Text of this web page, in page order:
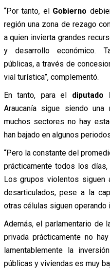
“Por tanto, el Gobierno
región una zona de rezago
a quien invierta grandes
y desarrollo económico.
públicas, a través de
vial turística”, complementó.
En tanto, para el diputado
Araucanía sigue siendo
muchos sectores no hay
han bajado en algunos
“Pero la constante del
prácticamente todos los
Los grupos violentos siguen
desarticulados, pese a la
otras células siguen operando
Además, el parlamentario de
privada prácticamente no
lamentablemente la
públicas y viviendas es muy